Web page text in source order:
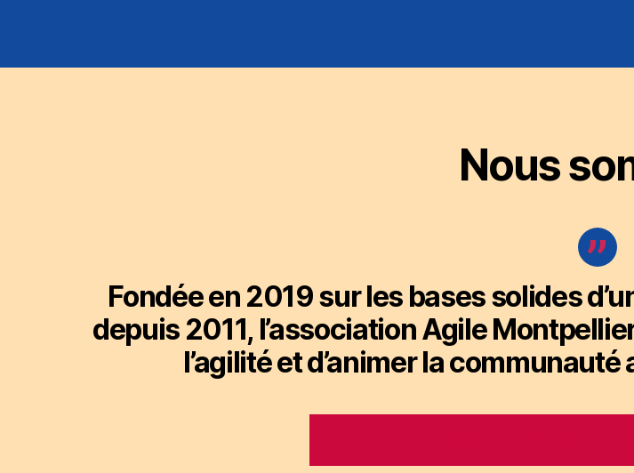
Nous
Fondée en 2019 sur les bases solides
depuis 2011, l’association Agile
l’agilité et d’animer la